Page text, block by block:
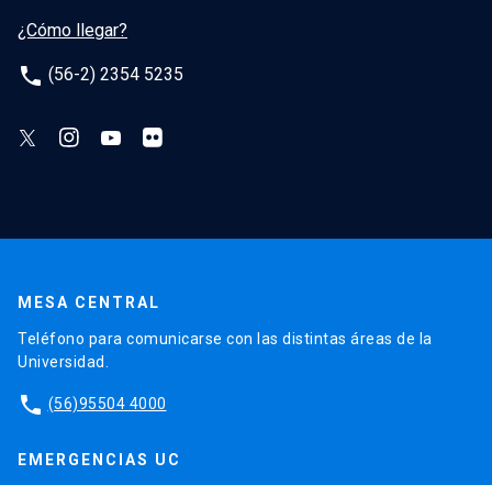
¿Cómo llegar?
phone (56-2) 2354 5235
MESA CENTRAL
Teléfono para comunicarse con las distintas áreas de la
Universidad.
phone (56)95504 4000
EMERGENCIAS UC